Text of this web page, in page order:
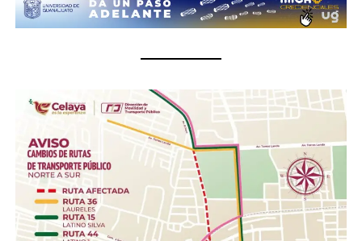
¿Qué se puede donar?
Insumos de limpieza.- Aromatizante, detergente,
cloro, desinfectantes, escobas, trapeadores,
cubetas, jergas.
Higiene personal.- Shampoo, pasta dental, jabón de
barra, toallas húmedas, toallas sanitarias, rastrillos.
Herramientas .- Pala, pico, guantes, linternas,